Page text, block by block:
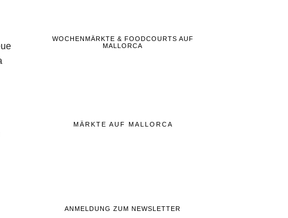
WOCHENMÄRKTE & FOODCOURTS AUF
MALLORCA
MÄRKTE AUF MALLORCA
ANMELDUNG ZUM NEWSLETTER